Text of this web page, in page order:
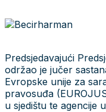
Predsjedavajući
održao je jučer
Evropske unije za
pravosuđa
u sjedištu te agencije